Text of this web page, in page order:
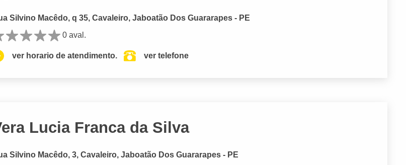
Silvino Macêdo, q 35, Cavaleiro, Jaboatão Dos Guararapes - PE
0 aval.
ver horario de atendimento. ver telefone
Lucia Franca da Silva
Silvino Macêdo, 3, Cavaleiro, Jaboatão Dos Guararapes - PE